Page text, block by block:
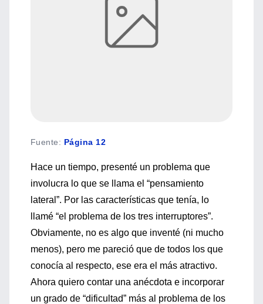
Fuente: Página 12
Hace un tiempo, presenté un problema que
involucra lo que se llama el “pensamiento
lateral”. Por las características que tenía, lo
llamé “el problema de los tres interruptores”.
Obviamente, no es algo que inventé (ni mucho
menos), pero me pareció que de todos los que
conocía al respecto, ese era el más atractivo.
Ahora quiero contar una anécdota e incorporar
un grado de “dificultad” más al problema de los